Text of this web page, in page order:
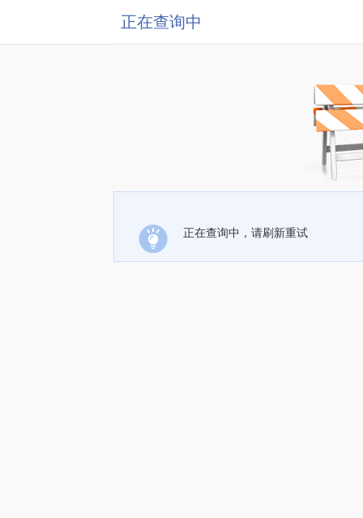
正在查询中
正在查询中，请刷新重试